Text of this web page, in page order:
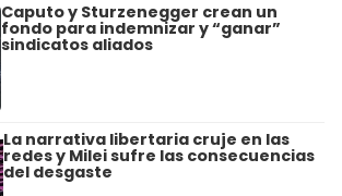
Caputo y Sturzenegger crean un
fondo para indemnizar y “ganar”
sindicatos aliados
La narrativa libertaria cruje en las
redes y Milei sufre las consecuencias
del desgaste